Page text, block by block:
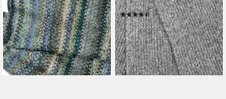
Made in Italy, in tollen Farben
38,95 € UVP49,90 €
-22%
lieferbar - in 2-3 Werktagen bei dir
wärmend, weich
(3)
16,73 € UVP34,90 €
-52%
lieferbar - in 1-2 Werktagen bei dir